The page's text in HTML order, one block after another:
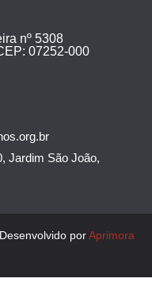
nº 5308
07252-000
Jardim São João,
porAprimora